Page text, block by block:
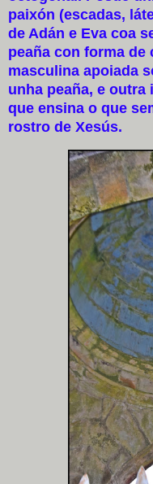
paixón (escadas,
de Adán e Eva coa
peaña con forma de
masculina apoiada
unha peaña, e
que ensina o que
rostro de Xesús.